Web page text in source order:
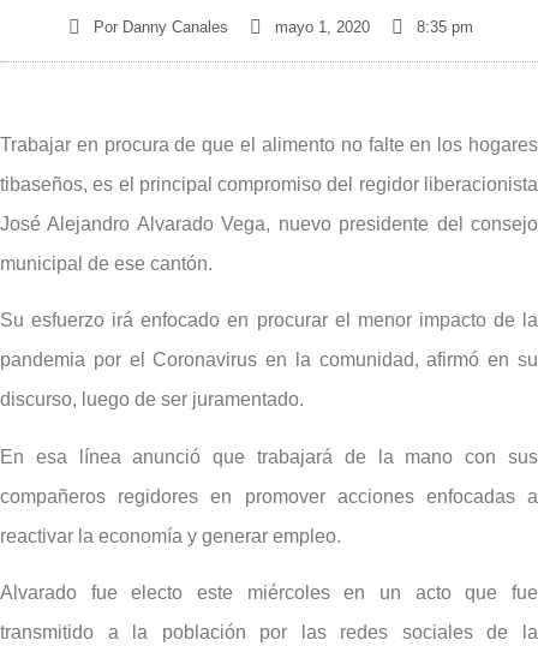
Por Danny Canales mayo 1, 2020 8:35 pm
Trabajar en procura de que el alimento no falte en los hogares
tibaseños, es el principal compromiso del regidor liberacionista
José Alejandro Alvarado Vega, nuevo presidente del consejo
municipal de ese cantón.
Su esfuerzo irá enfocado en procurar el menor impacto de la
pandemia por el Coronavirus en la comunidad, afirmó en su
discurso, luego de ser juramentado.
En esa línea anunció que trabajará de la mano con sus
compañeros regidores en promover acciones enfocadas a
reactivar la economía y generar empleo.
Alvarado fue electo este miércoles en un acto que fue
transmitido a la población por las redes sociales de la